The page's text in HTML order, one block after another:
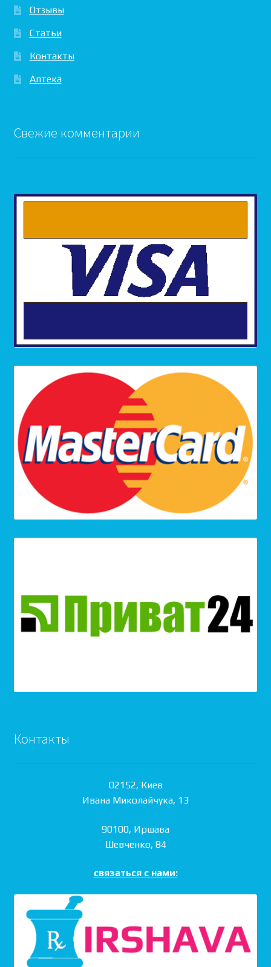
Отзывы
Статьи
Контакты
Аптека
Свежие комментарии
Контакты
02152, Киев
Ивана Миколайчука, 13
90100, Иршава
Шевченко, 84
связаться с нами: